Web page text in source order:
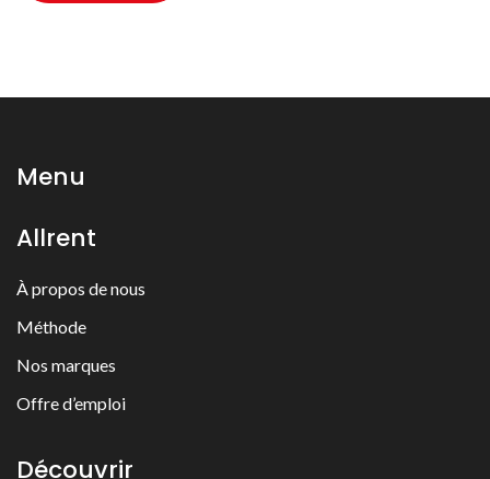
Menu
Allrent
À propos de nous
Méthode
Nos marques
Offre d’emploi
Découvrir